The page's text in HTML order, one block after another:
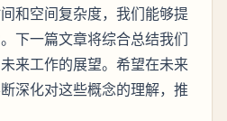
和空间复杂度，我们能够提
下一篇文章将综合总结我们
来工作的展望。希望在未来
深化对这些概念的理解，推